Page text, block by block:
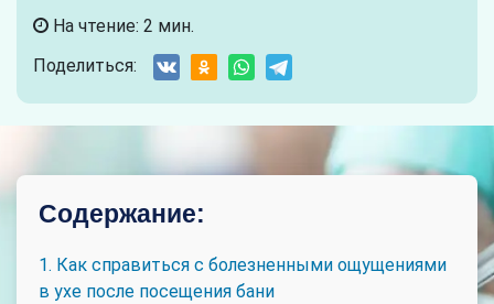
На чтение: 2 мин.
Поделиться:
Содержание:
1. Как справиться с болезненными ощущениями
в ухе после посещения бани